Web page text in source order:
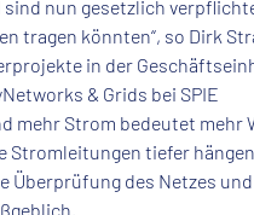
nun gesetzlich
tragen könnten“, so Dirk
in der
& Grids bei SPIE
mehr Strom bedeutet mehr
Stromleitungen tiefer
Überprüfung des Netzes